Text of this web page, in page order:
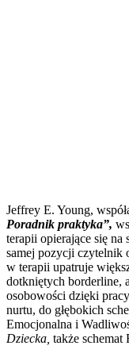
Jeffrey E. Young,
Poradnik praktyka”,
terapii opierające się
samej pozycji czytelnik
w terapii upatruje
dotkniętych borderline,
osobowości dzięki
nurtu, do głębokich
Emocjonalna i
Dziecka, także schemat